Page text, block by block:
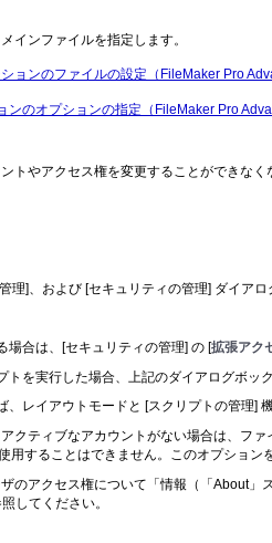
インファイルを指定します。
ョンのファイルの設定（FileMaker Pro
ンのオプションの指定（FileMaker Pro
トやアクセス権を変更することができなく
理]、および [セキュリティの管理] ダイア
場合は、[セキュリティの管理] の [拡張アク
を実行した場合、上記のダイアログボッ
、レイアウトモードと [スクリプトの管理]
クティブなアカウントがない場合は、フ
用することはできません。このオプション
のアクセス権について「情報（「About」
してください。